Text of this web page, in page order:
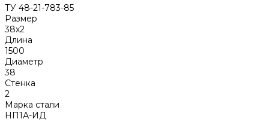
ТУ 48-21-783-85
Размер
38х2
Длина
1500
Диаметр
38
Стенка
2
Марка стали
НП1А-ИД